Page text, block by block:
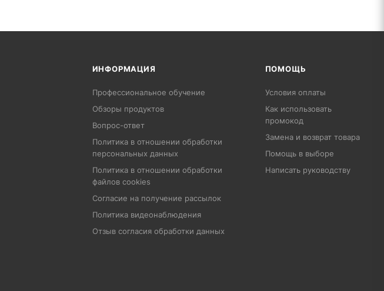
ИНФОРМАЦИЯ
Профессиональное обучение
Обзоры продуктов
Вопрос-ответ
Политика в отношении обработки
персональных данных
Политика в отношении обработки
файлов cookies
Согласие на получение рассылок
Политика видеонаблюдения
Отзыв согласия обработки данных
ПОМОЩЬ
Условия оплаты
Как использовать
промокод
Замена и возврат товара
Помощь в выборе
Написать руководству